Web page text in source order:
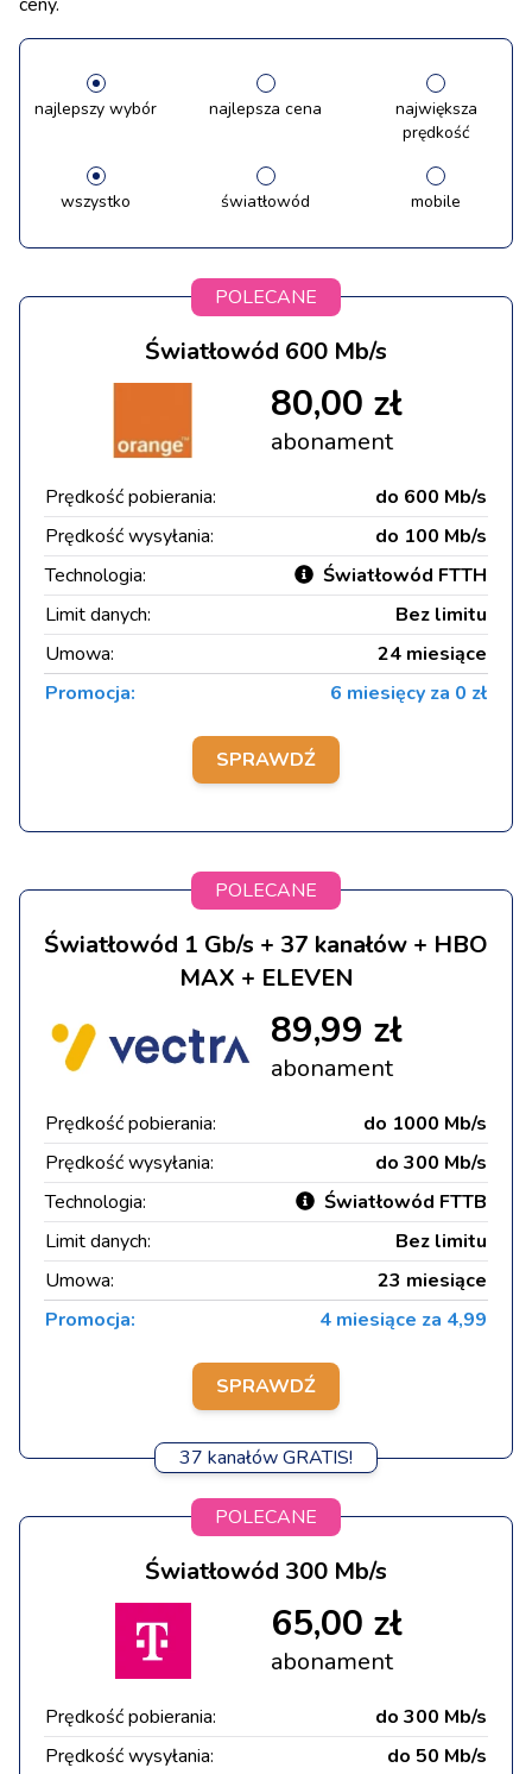
najlepszy wybór najlepsza cena
największa
prędkość
wszystko światłowód mobile
POLECANE
Światłowód 600 Mb/s
80,00 zł
abonament
Prędkość pobierania:
do 600 Mb/s
Prędkość wysyłania:
do 100 Mb/s
Technologia:
Światłowód FTTH
Limit danych:
Bez limitu
Umowa:
24 miesiące
Promocja:
6 miesięcy za 0 zł
SPRAWDŹ
POLECANE
Światłowód 1 Gb/s + 37 kanałów + HBO
MAX + ELEVEN
89,99 zł
abonament
Prędkość pobierania:
do 1000 Mb/s
Prędkość wysyłania:
do 300 Mb/s
Technologia:
Światłowód FTTB
Limit danych:
Bez limitu
Umowa:
23 miesiące
Promocja:
4 miesiące za 4,99
SPRAWDŹ
37 kanałów GRATIS!
POLECANE
Światłowód 300 Mb/s
65,00 zł
abonament
Prędkość pobierania:
do 300 Mb/s
Prędkość wysyłania:
do 50 Mb/s